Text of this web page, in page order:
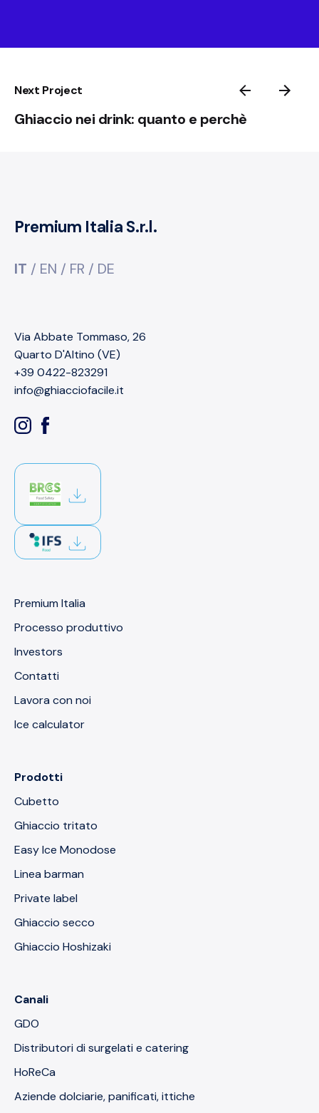
Next Project
Ghiaccio nei drink: quanto e perchè
Premium Italia S.r.l.
IT / EN / FR / DE
Via Abbate Tommaso, 26
Quarto D'Altino (VE)
+39 0422-823291
info@ghiacciofacile.it
Premium Italia
Processo produttivo
Investors
Contatti
Lavora con noi
Ice calculator
Prodotti
Cubetto
Ghiaccio tritato
Easy Ice Monodose
Linea barman
Private label
Ghiaccio secco
Ghiaccio Hoshizaki
Canali
GDO
Distributori di surgelati e catering
HoReCa
Aziende dolciarie, panificati, ittiche